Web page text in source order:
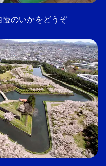
のいかをどうぞ